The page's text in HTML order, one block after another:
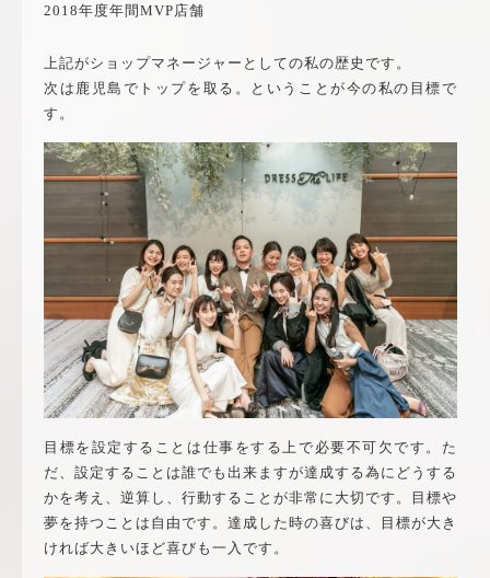
2018年度年間MVP店舗
上記がショップマネージャーとしての私の歴史です。
次は鹿児島でトップを取る。ということが今の私の目標で
す。
目標を設定することは仕事をする上で必要不可欠です。た
だ、設定することは誰でも出来ますが達成する為にどうする
かを考え、逆算し、行動することが非常に大切です。目標や
夢を持つことは自由です。達成した時の喜びは、目標が大き
ければ大きいほど喜びも一入です。